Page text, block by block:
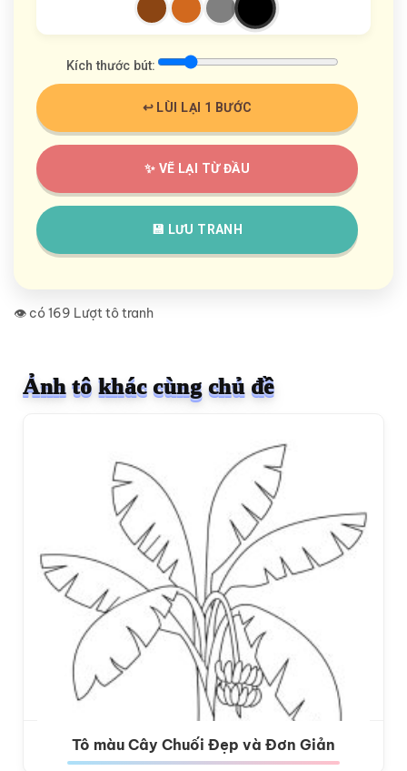
Kích thước bút:
↩️ LÙI LẠI 1 BƯỚC
✨ VẼ LẠI TỪ ĐẦU
💾 LƯU TRANH
👁️ có 169 Lượt tô tranh
Ảnh tô khác cùng chủ đề
Tô màu Cây Chuối Đẹp và Đơn Giản